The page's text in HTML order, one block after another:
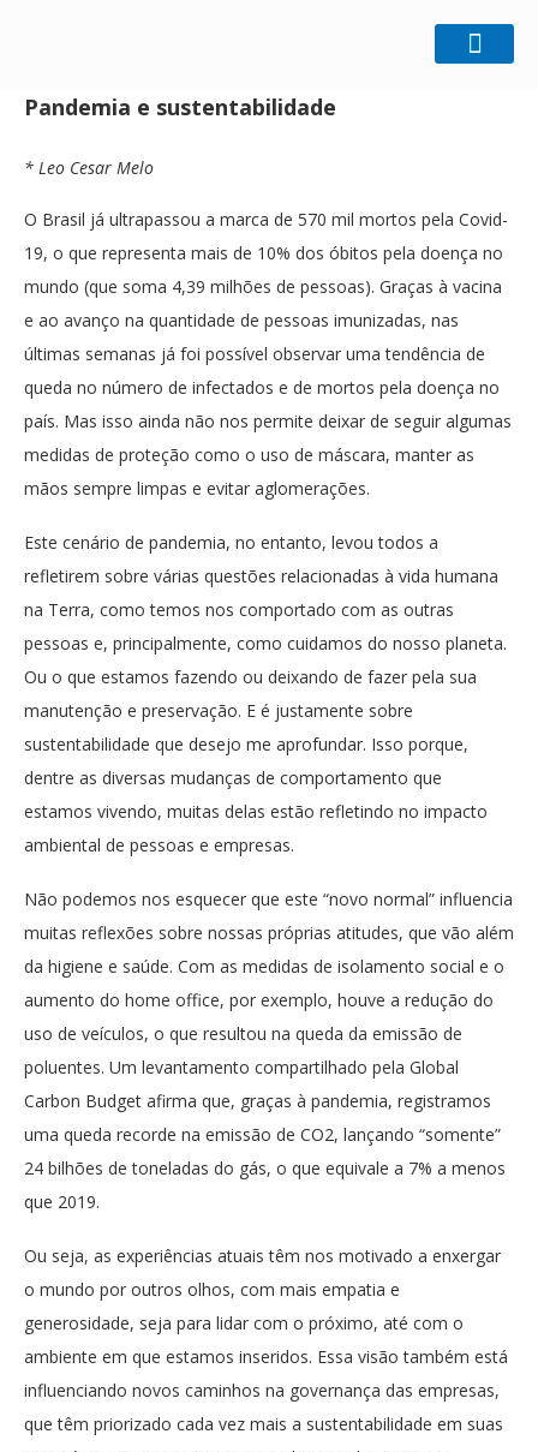
Pandemia e sustentabilidade
Pandemia e sustentabilidade
* Leo Cesar Melo
O Brasil já ultrapassou a marca de 570 mil mortos pela Covid-
19, o que representa mais de 10% dos óbitos pela doença no
mundo (que soma 4,39 milhões de pessoas). Graças à vacina
e ao avanço na quantidade de pessoas imunizadas, nas
últimas semanas já foi possível observar uma tendência de
queda no número de infectados e de mortos pela doença no
país. Mas isso ainda não nos permite deixar de seguir algumas
medidas de proteção como o uso de máscara, manter as
mãos sempre limpas e evitar aglomerações.
Este cenário de pandemia, no entanto, levou todos a
refletirem sobre várias questões relacionadas à vida humana
na Terra, como temos nos comportado com as outras
pessoas e, principalmente, como cuidamos do nosso planeta.
Ou o que estamos fazendo ou deixando de fazer pela sua
manutenção e preservação. E é justamente sobre
sustentabilidade que desejo me aprofundar. Isso porque,
dentre as diversas mudanças de comportamento que
estamos vivendo, muitas delas estão refletindo no impacto
ambiental de pessoas e empresas.
Não podemos nos esquecer que este “novo normal” influencia
muitas reflexões sobre nossas próprias atitudes, que vão além
da higiene e saúde. Com as medidas de isolamento social e o
aumento do home office, por exemplo, houve a redução do
uso de veículos, o que resultou na queda da emissão de
poluentes. Um levantamento compartilhado pela Global
Carbon Budget afirma que, graças à pandemia, registramos
uma queda recorde na emissão de CO2, lançando “somente”
24 bilhões de toneladas do gás, o que equivale a 7% a menos
que 2019.
Ou seja, as experiências atuais têm nos motivado a enxergar
o mundo por outros olhos, com mais empatia e
generosidade, seja para lidar com o próximo, até com o
ambiente em que estamos inseridos. Essa visão também está
influenciando novos caminhos na governança das empresas,
que têm priorizado cada vez mais a sustentabilidade em suas